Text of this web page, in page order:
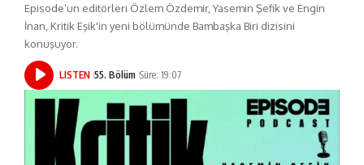
Episode’un editörleri Özlem Özdemir, Yasemin Şefik ve Engin
İnan, Kritik Eşik'in yeni bölümünde Bambaşka Biri dizisini
konuşuyor.
LISTEN 55. Bölüm Süre: 19:07